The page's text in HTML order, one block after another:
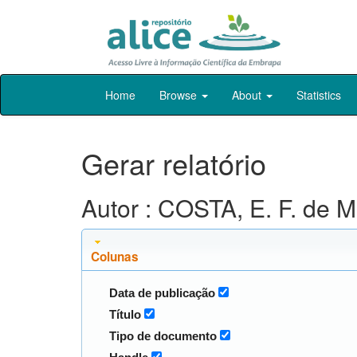
Skip
Home Browse About Statistics
Gerar relatório
Autor : COSTA, E. F. de
Colunas
Data de publicação
Título
Tipo de documento